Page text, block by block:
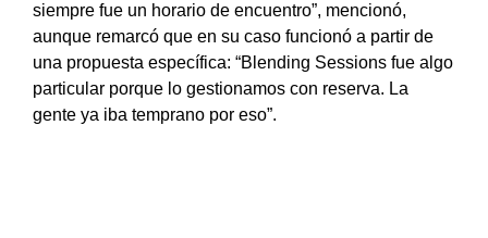
siempre fue un horario de encuentro”, mencionó,
aunque remarcó que en su caso funcionó a partir de
una propuesta específica: “Blending Sessions fue algo
particular porque lo gestionamos con reserva. La
gente ya iba temprano por eso”.